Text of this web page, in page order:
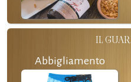
IL
Abbigliamento